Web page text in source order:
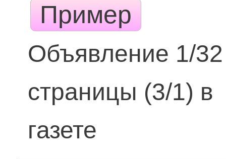
Пример
Объявление 1/32
страницы (3/1) в
газете